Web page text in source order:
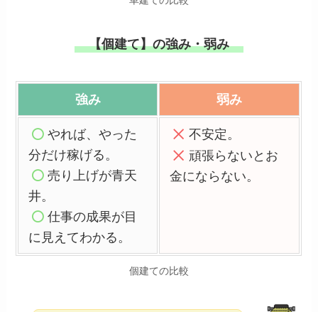
【個建て】の強み・弱み
強み 弱み
やれば、やった
分だけ稼げる。
売 り上げが青天
井。
仕事の成果が目
に見えてわかる。
不安定。
頑張らないとお
金にならない。
個建ての比較